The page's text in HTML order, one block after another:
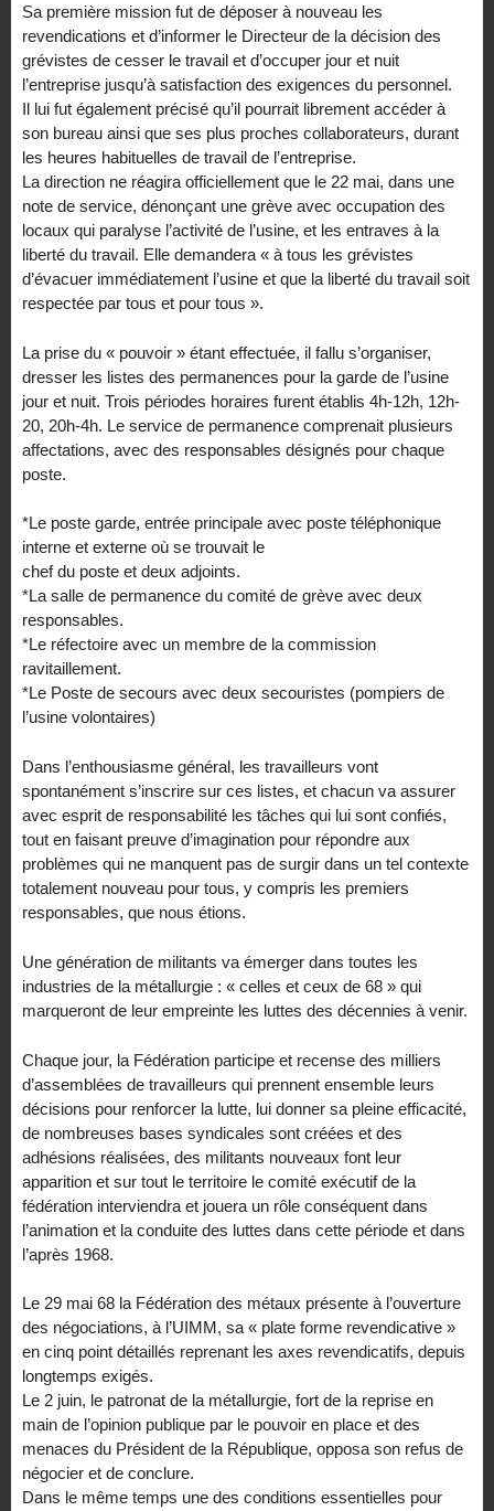
Sa première mission fut de déposer à nouveau les
revendications et d’informer le Directeur de la décision des
grévistes de cesser le travail et d’occuper jour et nuit
l’entreprise jusqu’à satisfaction des exigences du personnel.
Il lui fut également précisé qu’il pourrait librement accéder à
son bureau ainsi que ses plus proches collaborateurs, durant
les heures habituelles de travail de l’entreprise.
La direction ne réagira officiellement que le 22 mai, dans une
note de service, dénonçant une grève avec occupation des
locaux qui paralyse l’activité de l’usine, et les entraves à la
liberté du travail. Elle demandera « à tous les grévistes
d’évacuer immédiatement l’usine et que la liberté du travail soit
respectée par tous et pour tous ».
La prise du « pouvoir » étant effectuée, il fallu s’organiser,
dresser les listes des permanences pour la garde de l’usine
jour et nuit. Trois périodes horaires furent établis 4h-12h, 12h-
20, 20h-4h. Le service de permanence comprenait plusieurs
affectations, avec des responsables désignés pour chaque
poste.
*Le poste garde, entrée principale avec poste téléphonique
interne et externe où se trouvait le
chef du poste et deux adjoints.
*La salle de permanence du comité de grève avec deux
responsables.
*Le réfectoire avec un membre de la commission
ravitaillement.
*Le Poste de secours avec deux secouristes (pompiers de
l’usine volontaires)
Dans l’enthousiasme général, les travailleurs vont
spontanément s’inscrire sur ces listes, et chacun va assurer
avec esprit de responsabilité les tâches qui lui sont confiés,
tout en faisant preuve d’imagination pour répondre aux
problèmes qui ne manquent pas de surgir dans un tel contexte
totalement nouveau pour tous, y compris les premiers
responsables, que nous étions.
Une génération de militants va émerger dans toutes les
industries de la métallurgie : « celles et ceux de 68 » qui
marqueront de leur empreinte les luttes des décennies à venir.
Chaque jour, la Fédération participe et recense des milliers
d’assemblées de travailleurs qui prennent ensemble leurs
décisions pour renforcer la lutte, lui donner sa pleine efficacité,
de nombreuses bases syndicales sont créées et des
adhésions réalisées, des militants nouveaux font leur
apparition et sur tout le territoire le comité exécutif de la
fédération interviendra et jouera un rôle conséquent dans
l’animation et la conduite des luttes dans cette période et dans
l’après 1968.
Le 29 mai 68 la Fédération des métaux présente à l’ouverture
des négociations, à l’UIMM, sa « plate forme revendicative »
en cinq point détaillés reprenant les axes revendicatifs, depuis
longtemps exigés.
Le 2 juin, le patronat de la métallurgie, fort de la reprise en
main de l’opinion publique par le pouvoir en place et des
menaces du Président de la République, opposa son refus de
négocier et de conclure.
Dans le même temps une des conditions essentielles pour